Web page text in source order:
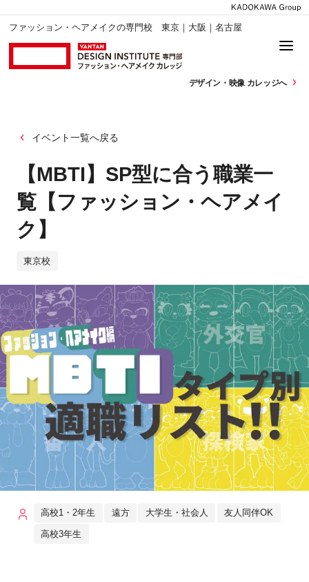
ファッション・ヘアメイクの専門校 東京｜大阪｜名古屋
デザイン・ 映像 カレッジへ
イベント一覧へ戻る
【MBTI】SP型に合う職業一
覧【ファッション・ヘアメイ
ク】
東京校
高校1・2年生 遠方 大学生・社会人 友人同伴OK
高校3年生